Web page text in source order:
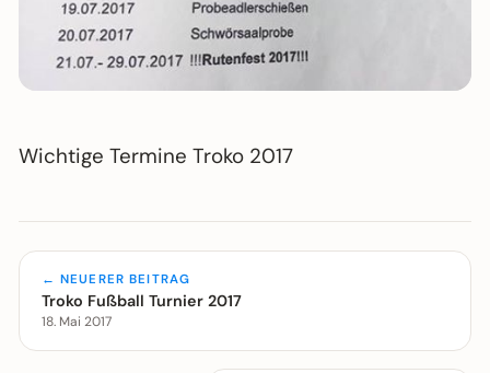
Wichtige Termine Troko 2017
← NEUERER BEITRAG
Troko Fußball Turnier 2017
18. Mai 2017